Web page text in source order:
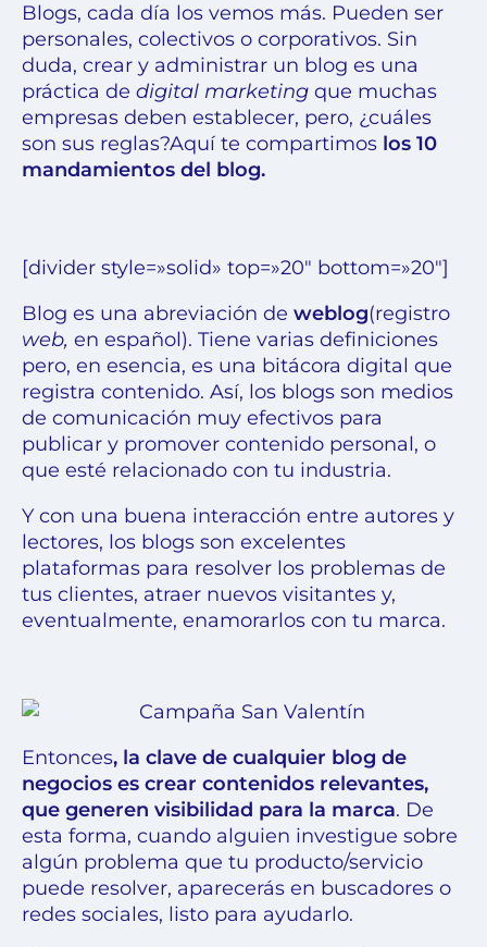
Blogs, cada día los vemos más. Pueden ser
personales, colectivos o corporativos. Sin
duda, crear y administrar un blog es una
práctica de digital marketing que muchas
empresas deben establecer, pero, ¿cuáles
son sus reglas?Aquí te compartimos los 10
mandamientos del blog.
[divider style=»solid» top=»20″ bottom=»20″]
Blog es una abreviación de weblog(registro
web, en español). Tiene varias definiciones
pero, en esencia, es una bitácora digital que
registra contenido. Así, los blogs son medios
de comunicación muy efectivos para
publicar y promover contenido personal, o
que esté relacionado con tu industria.
Y con una buena interacción entre autores y
lectores, los blogs son excelentes
plataformas para resolver los problemas de
tus clientes, atraer nuevos visitantes y,
eventualmente, enamorarlos con tu marca.
Entonces, la clave de cualquier blog de
negocios es crear contenidos relevantes,
que generen visibilidad para la marca. De
esta forma, cuando alguien investigue sobre
algún problema que tu producto/servicio
puede resolver, aparecerás en buscadores o
redes sociales, listo para ayudarlo.